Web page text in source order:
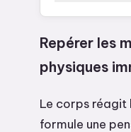
Repérer les
physiques
Le corps réagit
formule une